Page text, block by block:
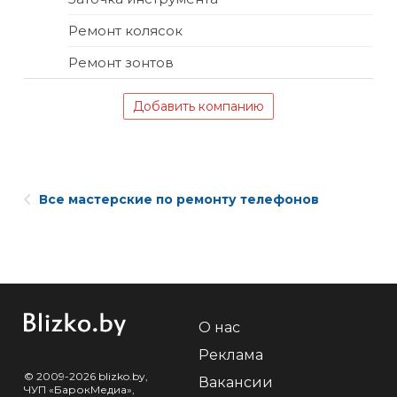
Ремонт колясок
Ремонт зонтов
Добавить компанию
Все мастерские по ремонту телефонов
© 2009-2026 blizko.by,
ЧУП «БарокМедиа»,
О нас
Реклама
Вакансии